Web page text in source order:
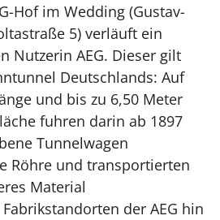
Hof im Wedding (Gustav-
5) verläuft ein
Nutzerin AEG. Dieser gilt
Deutschlands: Auf
nge und bis zu 6,50 Meter
fuhren darin ab 1897
Tunnelwagen
Röhre und transportierten
Material
der AEG hin